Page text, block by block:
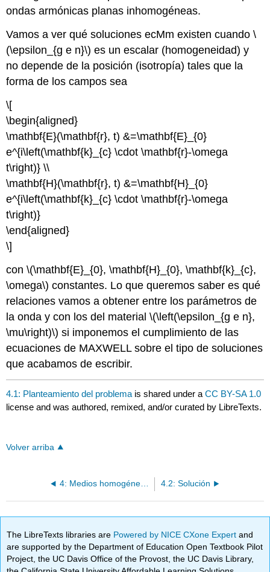
ondas armónicas planas inhomogéneas.
Vamos a ver qué soluciones ecMm existen cuando \
(\epsilon_{g e n}\) es un escalar (homogeneidad) y
no depende de la posición (isotropía) tales que la
forma de los campos sea
\[
\begin{aligned}
\mathbf{E}(\mathbf{r}, t) &=\mathbf{E}_{0}
e^{i\left(\mathbf{k}_{c} \cdot \mathbf{r}-\omega
t\right)} \\
\mathbf{H}(\mathbf{r}, t) &=\mathbf{H}_{0}
e^{i\left(\mathbf{k}_{c} \cdot \mathbf{r}-\omega
t\right)}
\end{aligned}
\]
con \(\mathbf{E}_{0}, \mathbf{H}_{0}, \mathbf{k}_{c},
\omega\) constantes. Lo que queremos saber es qué
relaciones vamos a obtener entre los parámetros de
la onda y con los del material \(\left(\epsilon_{g e n},
\mu\right)\) si imponemos el cumplimiento de las
ecuaciones de MAXWELL sobre el tipo de soluciones
que acabamos de escribir.
4.1: Planteamiento del problemais shared under aCC BY-SA 1.0
license and was authored, remixed, and/or curated by LibreTexts.
Volver arriba
4: Medios homogéneos e isótropos 4.2: Solución
The LibreTexts libraries are Powered by NICE CXone Expertand
are supported by the Department of Education Open Textbook Pilot
Project, the UC Davis Office of the Provost, the UC Davis Library,